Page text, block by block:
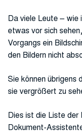
Da viele Leute – wie
etwas vor sich
Vorgangs ein
den Bildern nicht
Sie können übrigens
sie vergrößert zu
Dies ist die Liste der
Dokument-